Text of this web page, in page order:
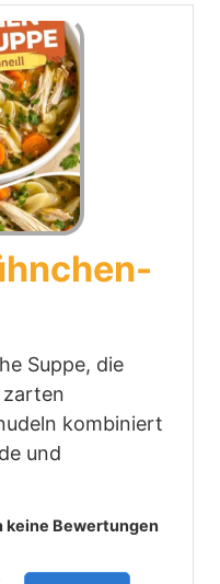
Suppe, die
zarten
kombiniert
und
keine Bewertungen